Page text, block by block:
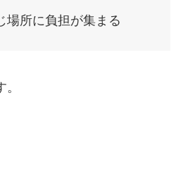
場所に負担が集まる